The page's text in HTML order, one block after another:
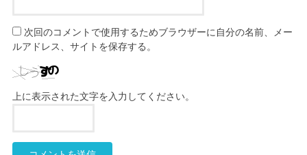
次回のコメントで使用するためブラウザーに自分の名前、メー
ルアドレス、サイトを保存する。
上に表示された文字を入力してください。